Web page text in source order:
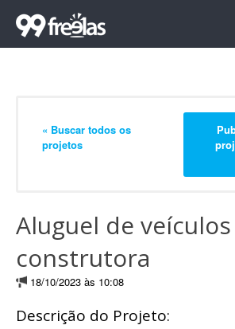
« Buscar todos os
projetos
Aluguel de
construtora
18/10/2023 às 10:08
Descrição do Projeto: